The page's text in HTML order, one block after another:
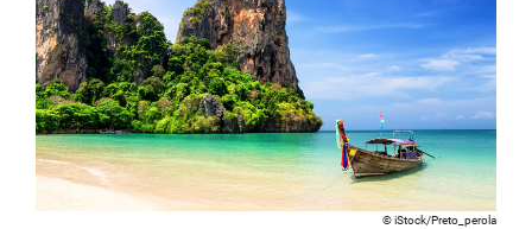
iStock/Preto_perola